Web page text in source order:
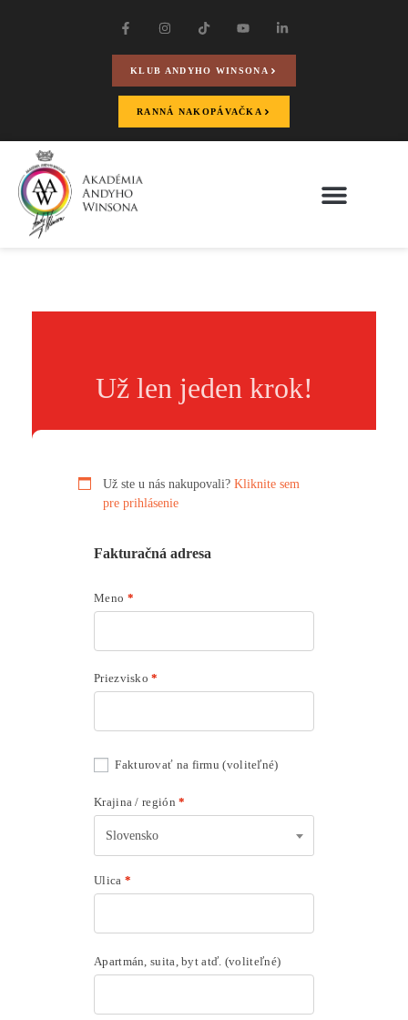
KLUB ANDYHO WINSONA
RANNÁ NAKOPÁVAČKA
Už len jeden krok!
Už ste u nás nakupovali? Kliknite sem
pre prihlásenie
Fakturačná adresa
Meno *
Priezvisko*
Fakturovať na firmu(voliteľné)
Krajina / región*
Slovensko
Ulica *
Apartmán, suita, byt atď. (voliteľné)